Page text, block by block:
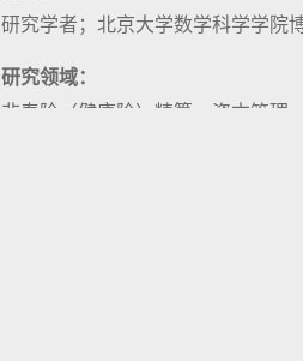
研究学者；北京大学数学科学学院
研究领域：
非寿险（健康险）精算、资本管理